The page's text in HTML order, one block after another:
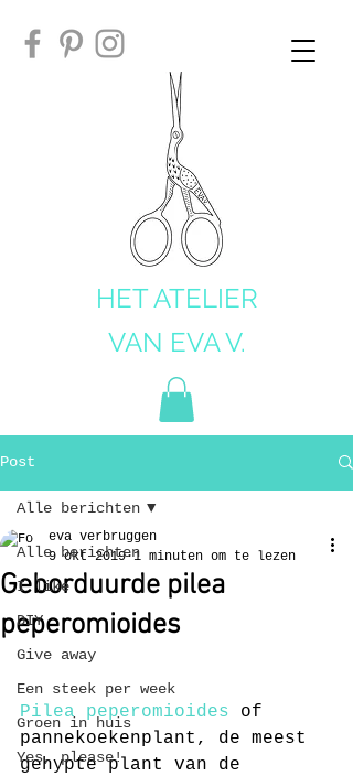
HET ATELIER
VAN EVA V.
Post
Alle berichten
I like
DIY
Give away
Een steek per week
Groen in huis
Yes, please!
Alle berichten
Geborduurde pilea
peperomioides
eva verbruggen
9 okt 2019 1 minuten om te lezen
Pilea peperomioides of
pannekoekenplant, de meest
gehypte plant van de